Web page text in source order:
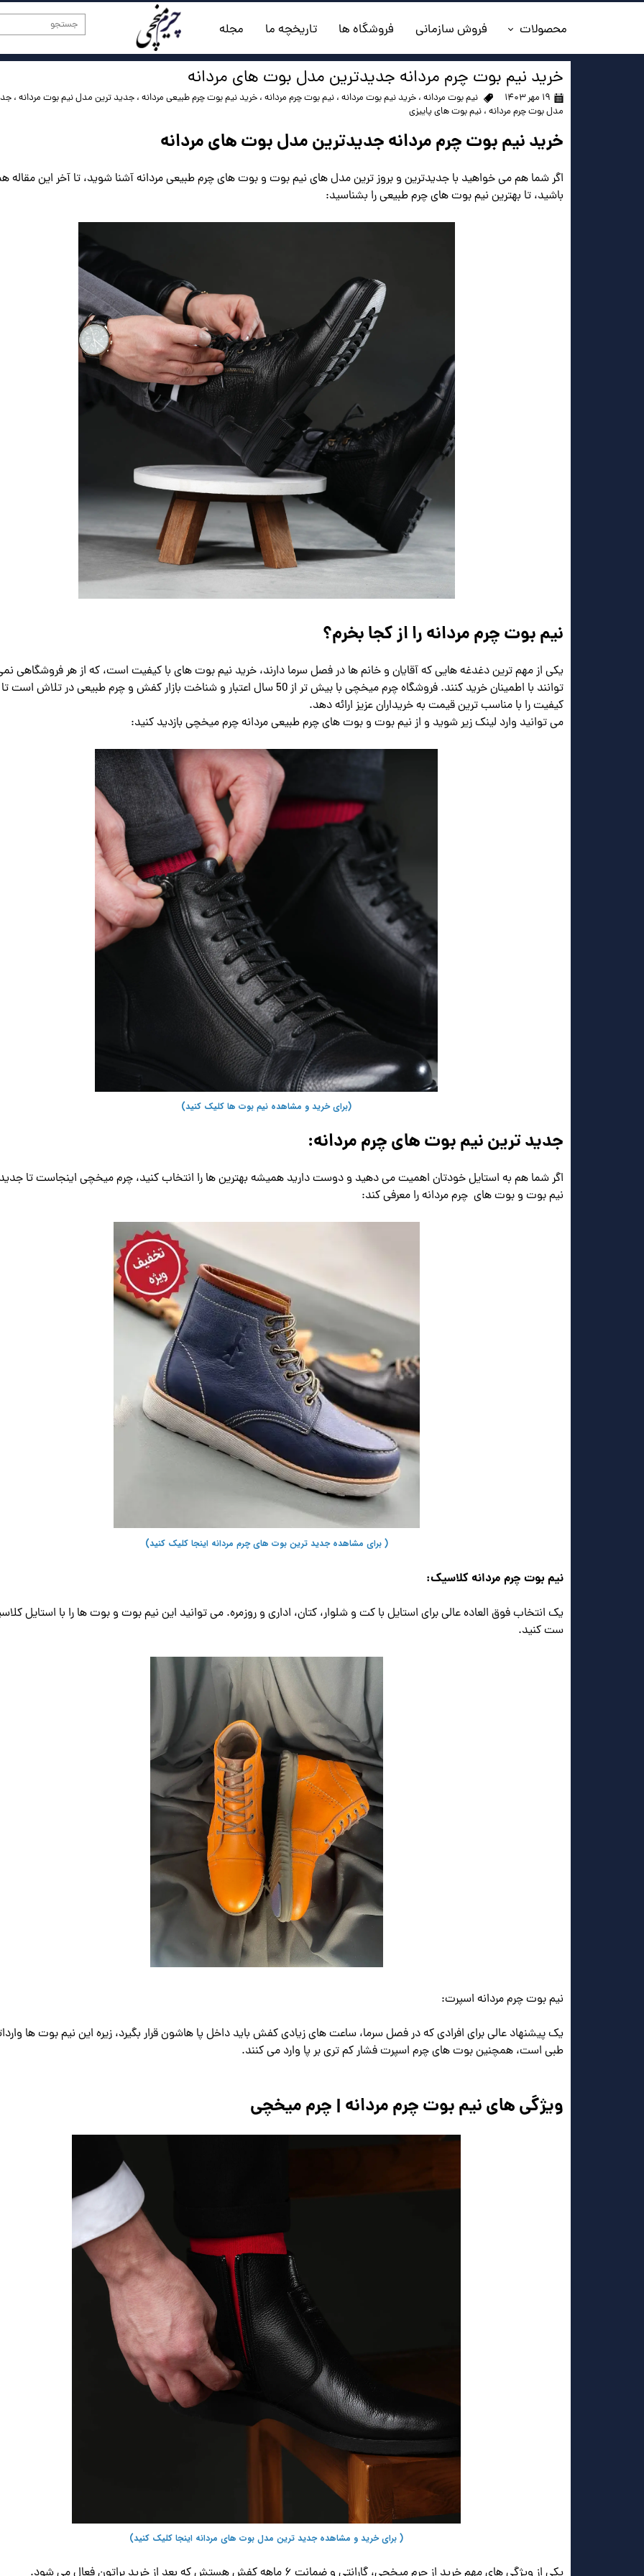
محصولات
◼️جدیدترین ها
◼️کفش مردانه
◼️ کیف مردانه
◼️کفش زنانه
فروش سازمانی فروشگاه ها تاریخچه ما مجله
خرید نیم بوت چرم مردانه جدیدترین مدل بوت های مردانه
۱۹ مهر ۱۴۰۳ نیم بوت مردانه ، خرید نیم بوت مردانه ، نیم بوت چرم مردانه ، خرید نیم بوت چرم طبیعی مردانه ، جدید ترین مدل نیم بوت مردانه ،
مدل بوت چرم مردانه ، نیم بوت های پاییزی
خرید نیم بوت چرم مردانه جدیدترین مدل بوت های مردانه
اگر شما هم می خواهید با جدیدترین و بروز ترین مدل های نیم بوت و بوت های چرم طبیعی مردانه آشنا شوید، تا آخر این مقاله
باشید، تا بهترین نیم بوت های چرم طبیعی را بشناسید:
نیم بوت چرم مردانه را از کجا بخرم؟
یکی از مهم ترین دغدغه هایی که آقایان و خانم ها در فصل سرما دارند، خرید نیم بوت های با کیفیت است، که از هر فروشگاهی
توانند با اطمينان خرید کنند. فروشگاه چرم میخچی با بیش تر از 50 سال اعتبار و شناخت بازار کفش و چرم طبیعی در
کیفیت را با مناسب ترین قیمت به خریداران عزیز ارائه دهد.
می توانید وارد لینک زیر شوید و از نیم بوت و بوت های چرم طبیعی مردانه چرم میخچی بازدید کنید:
(برای خرید و مشاهده نیم بوت ها کلیک کنید)
جدید ترین نیم بوت های چرم مردانه:
اگر شما هم به استایل خودتان اهمیت می دهید و دوست دارید همیشه بهترین ها را انتخاب کنید، چرم میخچی اینجاست تا
نیم بوت و بوت های چرم مردانه را معرفی کند:
( برای مشاهده جدید ترین بوت های چرم مردانه اینجا کلیک کنید)
نیم بوت چرم مردانه کلاسیک:
یک انتخاب فوق العاده عالی برای استایل با کت و شلوار، کتان، اداری و روزمره. می توانید این نیم بوت و بوت ها را با استایل
ست کنید.
نیم بوت چرم مردانه اسپرت:
یک پیشنهاد عالی برای افرادی که در فصل سرما، ساعت های زیادی کفش باید داخل پا هاشون قرار بگیرد، زیره این نیم بوت ها
طبی است، همچنین بوت های چرم اسپرت فشار کم تری بر پا وارد می کنند.
ویژگی های نیم بوت چرم مردانه | چرم میخچی
( برای خرید و مشاهده جدید ترین مدل بوت های مردانه اینجا کلیک کنید)